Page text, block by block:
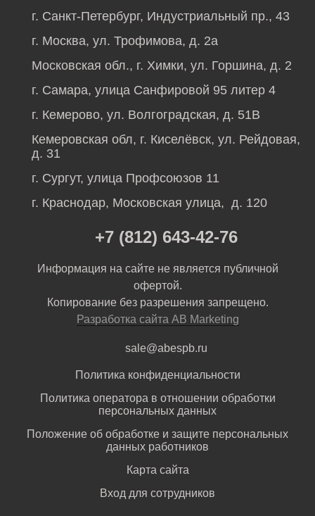
г. Санкт-Петербург, Индустриальный пр., 43
г. Москва, ул. Трофимова, д. 2а
Московская обл., г. Химки, ул. Горшина, д. 2
г. Самара, улица Санфировой 95 литер 4
г. Кемерово, ул. Волгоградская, д. 51В
Кемеровская обл, г. Киселёвск, ул. Рейдовая,
д. 31
г. Сургут, улица Профсоюзов 11
г. Краснодар, Московская улица, д. 120
+7 (812) 643-42-76
Информация на сайте не является публичной
офертой.
Копирование без разрешения запрещено.
Разработка сайта AB Marketing
sale@abespb.ru
Политика конфиденциальности
Политика оператора в отношении обработки
персональных данных
Положение об обработке и защите персональных
данных работников
Карта сайта
Вход для сотрудников